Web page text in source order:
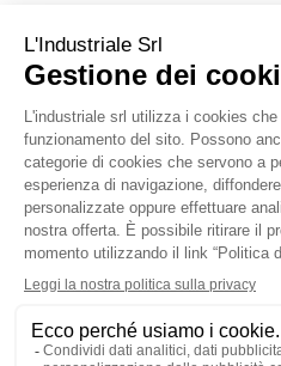
Sede Legale
Via Carlo Dolci, 32
20148 Milano (MI)
Italy
Registro Imprese
Iscrizione R.I.: 12212870153
REA: MI-1539011
Capitale sociale: Euro 10.400,00 i.v.
Contatti
info@industriale.it
PEC: